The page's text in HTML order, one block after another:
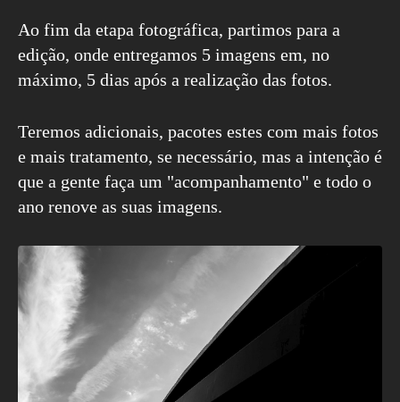
Ao fim da etapa fotográfica, partimos para a
edição, onde entregamos 5 imagens em, no
máximo, 5 dias após a realização das fotos.
Teremos adicionais, pacotes estes com mais fotos
e mais tratamento, se necessário, mas a intenção é
que a gente faça um "acompanhamento" e todo o
ano renove as suas imagens.